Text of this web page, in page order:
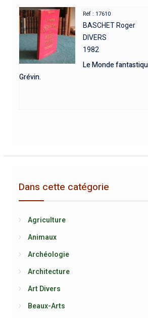
Réf : 17610
BASCHET Roger
DIVERS
1982
Le Monde
Grévin.
Dans cette catégorie
Agriculture
Animaux
Archéologie
Architecture
Art Divers
Beaux-Arts